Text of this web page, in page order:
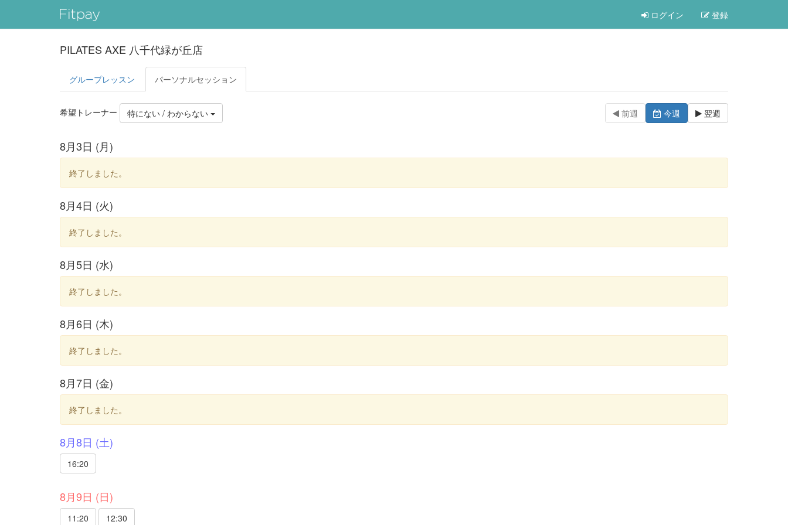
ログイン 登録
PILATES AXE 八千代緑が丘店
グループレッスン パーソナルセッション
希望トレーナー 特にない / わからない 前週 今週 翌週
8月3日 (月)
終了しました。
8月4日 (火)
終了しました。
8月5日 (水)
終了しました。
8月6日 (木)
終了しました。
8月7日 (金)
終了しました。
8月8日 (土)
16:20
8月9日 (日)
11:20 12:30